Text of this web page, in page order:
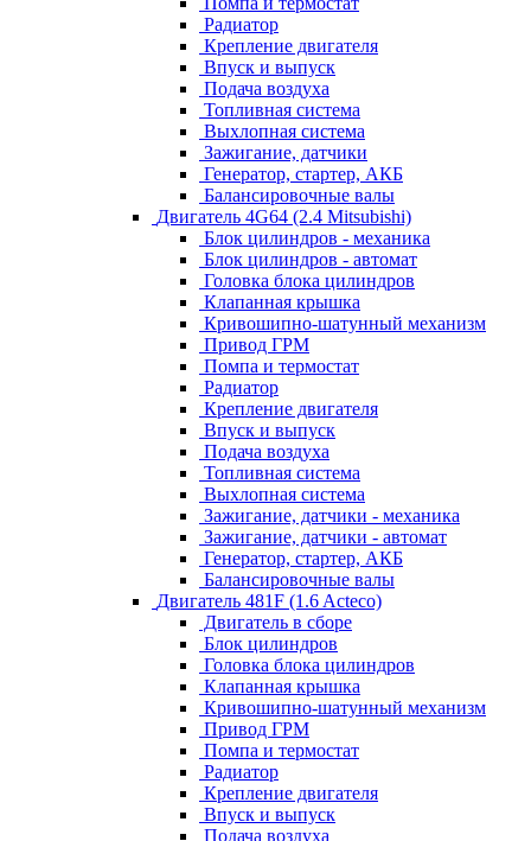
Радиатор
Крепление двигателя
Впуск и выпуск
Подача воздуха
Топливная система
Выхлопная система
Зажигание, датчики
Генератор, стартер, АКБ
Балансировочные валы
Двигатель 4G64 (2.4 Mitsubishi)
Блок цилиндров - механика
Блок цилиндров - автомат
Головка блока цилиндров
Клапанная крышка
Кривошипно-шатунный механизм
Привод ГРМ
Помпа и термостат
Радиатор
Крепление двигателя
Впуск и выпуск
Подача воздуха
Топливная система
Выхлопная система
Зажигание, датчики - механика
Зажигание, датчики - автомат
Генератор, стартер, АКБ
Балансировочные валы
Двигатель 481F (1.6 Acteco)
Двигатель в сборе
Блок цилиндров
Головка блока цилиндров
Клапанная крышка
Кривошипно-шатунный механизм
Привод ГРМ
Помпа и термостат
Радиатор
Крепление двигателя
Впуск и выпуск
Подача воздуха